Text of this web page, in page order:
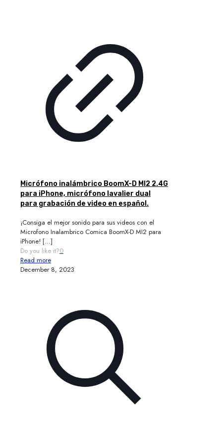
Micrófono inalámbrico BoomX-D MI2 2.4G
para iPhone, micrófono lavalier dual
para grabación de video en español.
¡Consiga el mejor sonido para sus videos con el
Microfono Inalambrico Comica BoomX-D MI2 para
iPhone! […]
Do you like it?0
Read more
December 8, 2023